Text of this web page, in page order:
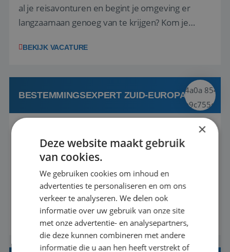
al je reisavonturen en begint je omgeving er
langzaamaan genoeg van te krijgen? Kom je
naar enthousiaste reisfanaten met een passie
samenstellen van hun droomreis.<br ...
BEKIJK VACATURE
BESTEMMINGSEXPERT ZUID-EUROPA
Hi nieuwe collega! Kun je niet stoppen met
praten over al je reisavonturen en begint je
omgeving er langzaamaan genoeg van te krijgen?
Kom dan snel je verhalen delen bij Riksja Travel!
We zijn op zoek naar meerdere enthousiaste
reisfanaten die onze klanten gaan helpen met
×
Deze website maakt gebruik
van cookies.
We gebruiken cookies om inhoud en
advertenties te personaliseren en om ons
verkeer te analyseren. We delen ook
informatie over uw gebruik van onze site
met onze advertentie- en analysepartners,
die deze kunnen combineren met andere
informatie die u aan hen heeft verstrekt of